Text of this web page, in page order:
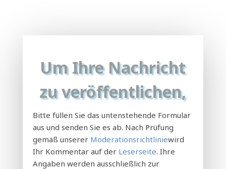
Um Ihre Nachricht
zu veröffentlichen,
Bitte füllen Sie das untenstehende Formular
aus und senden Sie es ab. Nach Prüfung
gemäß unserer Moderationsrichtliniewird
Ihr Kommentar auf der Leserseite. Ihre
Angaben werden ausschließlich zur